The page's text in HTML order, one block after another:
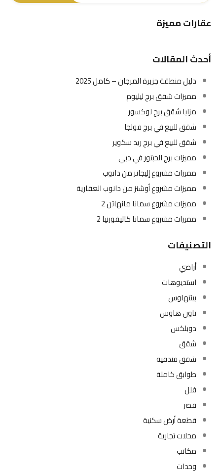
عقارات مميزة
أحدث المقالات
دليل منطقة جزيرة المرجان – كامل 2025
مميزات شقق برج ليليوم
مزايا شقق برج لوكسور
شقق للبيع في برج فولجا
شقق للبيع في برج ريد سكوير
مميزات برج الحبتور في دبي
مميزات مشروع إليجانز من دانوب
مميزات مشروع أوشنز من دانوب العقارية
مميزات مشروع سمانا مانهاتن 2
مميزات مشروع سمانا كاليفورنيا 2
التصنيفات
أراضي
استديوهات
بينتهاوس
تاون هاوس
دوبلكس
شقق
شقق فندقية
طوابق كاملة
فلل
قصر
قطعة أرض سكنية
محلات تجارية
مكاتب
وحدات